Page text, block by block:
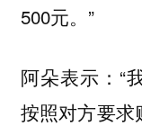
500元。”
阿朵表示：“
按照对方要求